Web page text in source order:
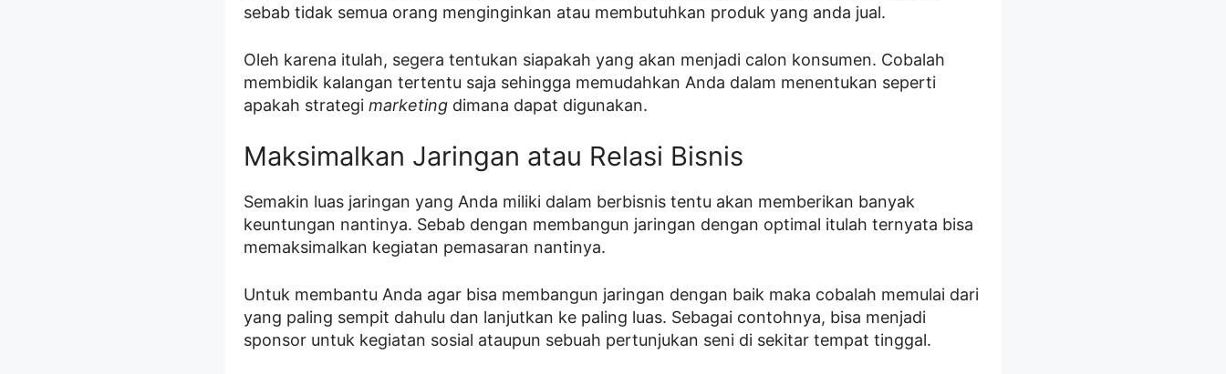
sebab tidak semua orang menginginkan atau membutuhkan produk yang anda jual.
Oleh karena itulah, segera tentukan siapakah yang akan menjadi calon konsumen. Cobalah
membidik kalangan tertentu saja sehingga memudahkan Anda dalam menentukan seperti
apakah strategi marketing dimana dapat digunakan.
Maksimalkan Jaringan atau Relasi Bisnis
Semakin luas jaringan yang Anda miliki dalam berbisnis tentu akan memberikan banyak
keuntungan nantinya. Sebab dengan membangun jaringan dengan optimal itulah ternyata bisa
memaksimalkan kegiatan pemasaran nantinya.
Untuk membantu Anda agar bisa membangun jaringan dengan baik maka cobalah memulai dari
yang paling sempit dahulu dan lanjutkan ke paling luas. Sebagai contohnya, bisa menjadi
sponsor untuk kegiatan sosial ataupun sebuah pertunjukan seni di sekitar tempat tinggal.